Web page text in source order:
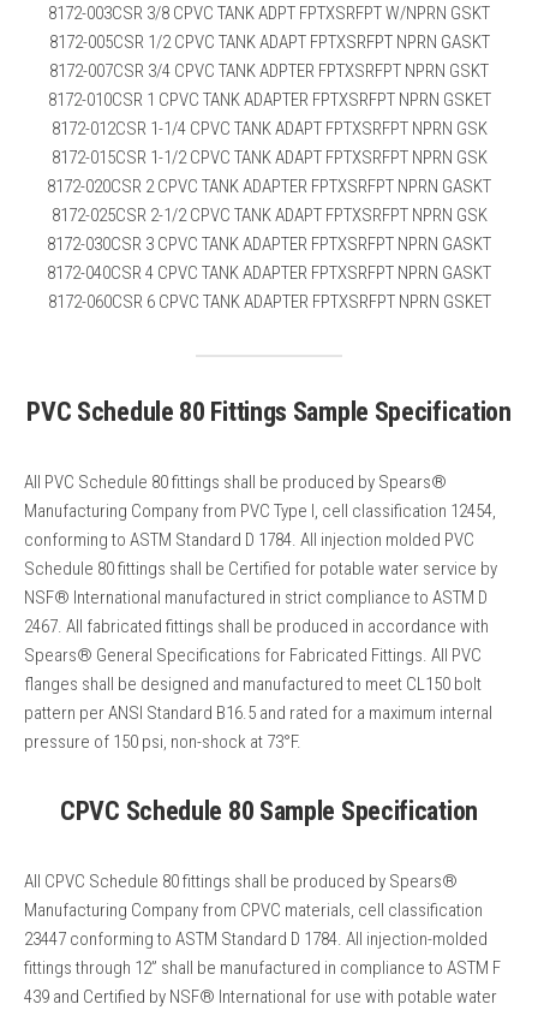
8172-003CSR 3/8 CPVC TANK ADPT FPTXSRFPT W/NPRN GSKT
8172-005CSR 1/2 CPVC TANK ADAPT FPTXSRFPT NPRN GASKT
8172-007CSR 3/4 CPVC TANK ADPTER FPTXSRFPT NPRN GSKT
8172-010CSR 1 CPVC TANK ADAPTER FPTXSRFPT NPRN GSKET
8172-012CSR 1-1/4 CPVC TANK ADAPT FPTXSRFPT NPRN GSK
8172-015CSR 1-1/2 CPVC TANK ADAPT FPTXSRFPT NPRN GSK
8172-020CSR 2 CPVC TANK ADAPTER FPTXSRFPT NPRN GASKT
8172-025CSR 2-1/2 CPVC TANK ADAPT FPTXSRFPT NPRN GSK
8172-030CSR 3 CPVC TANK ADAPTER FPTXSRFPT NPRN GASKT
8172-040CSR 4 CPVC TANK ADAPTER FPTXSRFPT NPRN GASKT
8172-060CSR 6 CPVC TANK ADAPTER FPTXSRFPT NPRN GSKET
PVC Schedule 80 Fittings Sample Specification
All PVC Schedule 80 fittings shall be produced by Spears®
Manufacturing Company from PVC Type I, cell classification 12454,
conforming to ASTM Standard D 1784. All injection molded PVC
Schedule 80 fittings shall be Certified for potable water service by
NSF® International manufactured in strict compliance to ASTM D
2467. All fabricated fittings shall be produced in accordance with
Spears® General Specifications for Fabricated Fittings. All PVC
flanges shall be designed and manufactured to meet CL150 bolt
pattern per ANSI Standard B16.5 and rated for a maximum internal
pressure of 150 psi, non-shock at 73°F.
CPVC Schedule 80 Sample Specification
All CPVC Schedule 80 fittings shall be produced by Spears®
Manufacturing Company from CPVC materials, cell classification
23447 conforming to ASTM Standard D 1784. All injection-molded
fittings through 12” shall be manufactured in compliance to ASTM F
439 and Certified by NSF® International for use with potable water